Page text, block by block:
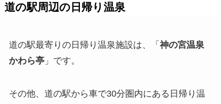
道の駅周辺の日帰り温泉
道の駅最寄りの日帰り温泉施設は、「 神の宮温泉
かわら亭」です。
その他、道の駅から車で30分圏内にある日帰り温